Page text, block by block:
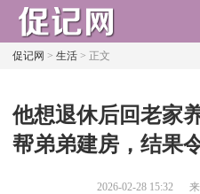
促记网 > 生活> 正文
他想退休后回老家
帮弟弟建房，结果
2026-02-28 15:32